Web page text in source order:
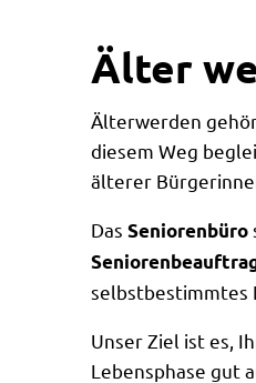
Älter
Älterwerden
diesem Weg
älterer
Das Seniorenbüro
selbstbestimmtes
Unser Ziel ist es,
Lebensphase gut